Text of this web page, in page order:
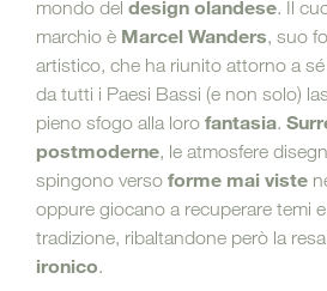
mondo deldesign olandese. Il
marchio è Marcel Wanders, suo
artistico, che ha riunito attorno a
da tutti i Paesi Bassi (e non solo)
pieno sfogo alla lorofantasia.
postmoderne, le atmosfere
spingono versoforme mai viste
oppure giocano a recuperare temi
tradizione, ribaltandone però la
ironico.